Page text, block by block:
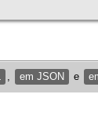
em JSON e